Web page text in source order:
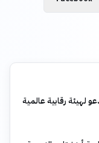
لهيئة رقابية عالمية